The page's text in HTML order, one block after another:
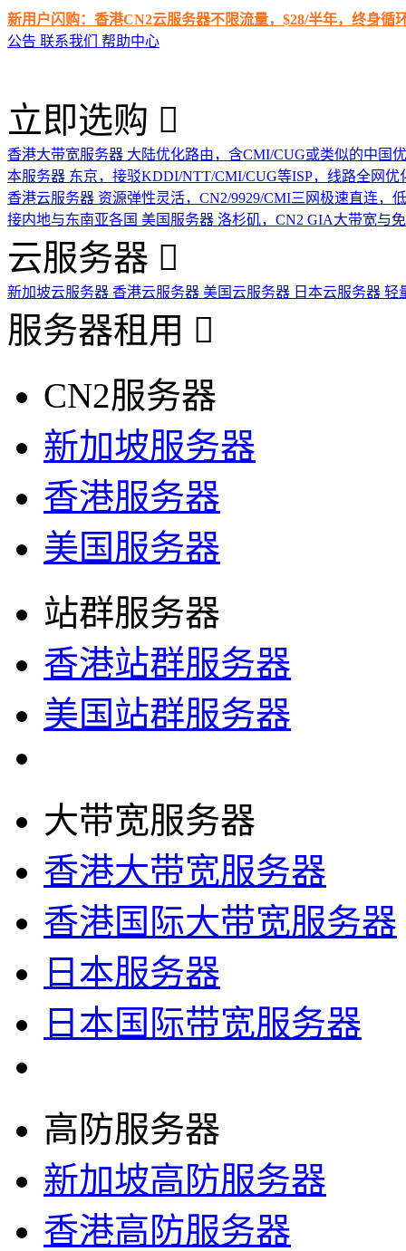
新用户闪购：香港CN2云服务器不限流量，$28/半年，终身循
公告 联系我们 帮助中心
立即选购
香港大带宽服务器 大陆优化路由，含CMI/CUG或类似的中国
本服务器 东京，接驳KDDI/NTT/CMI/CUG等ISP，线路全网优
香港云服务器 资源弹性灵活，CN2/9929/CMI三网极速直连，
接内地与东南亚各国 美国服务器 洛杉矶，CN2 GIA大带宽与
云服务器
新加坡云服务器 香港云服务器 美国云服务器 日本云服务器 轻
服务器租用
CN2服务器
新加坡服务器
香港服务器
美国服务器
站群服务器
香港站群服务器
美国站群服务器
大带宽服务器
香港大带宽服务器
香港国际大带宽服务器
日本服务器
日本国际带宽服务器
高防服务器
新加坡高防服务器
香港高防服务器